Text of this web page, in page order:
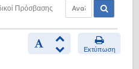
Πρόσβασης
Εκτύπωση